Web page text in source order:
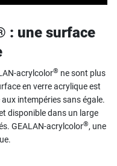
: une surface
acrylcolor® ne sont plus
en verre acrylique est
intempéries sans égale.
disponible dans un large
GEALAN-acrylcolor®, une